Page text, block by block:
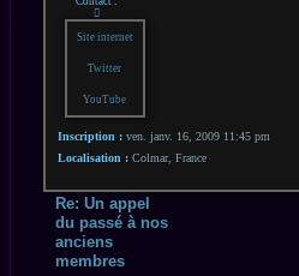
Darxenas
Site internet
Twitter
YouTube
Inscription : ven. janv. 16, 2009 11:45 pm
Localisation : Colmar, France
Re: Un appel
du passé à nos
anciens
membres